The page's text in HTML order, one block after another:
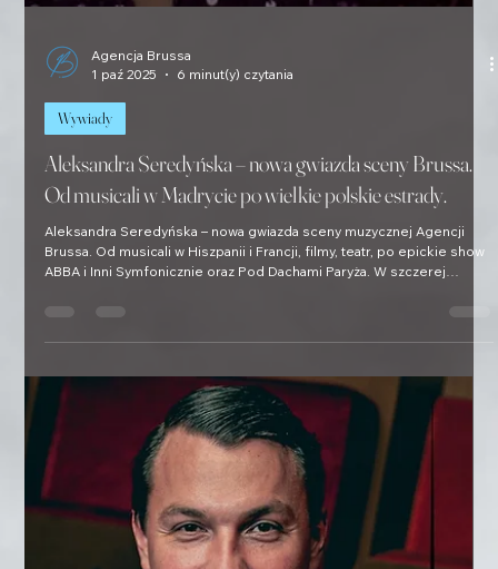
1 paź 2025
6 minut(y) czytania
Wywiady
Aleksandra Seredyńska – nowa gwiazda sceny muzycznej Agencji
Brussa. Od musicali w Hiszpanii i Francji, filmy, teatr, po epickie show
ABBA i Inni Symfonicznie oraz Pod Dachami Paryża. W szczerej
rozmowie zdradza swoją drogę, pasje i plany artystyczne. Sprawdź
wywiad i przekonaj się, dlaczego jej występy na żywo przyciągają
tłumy.